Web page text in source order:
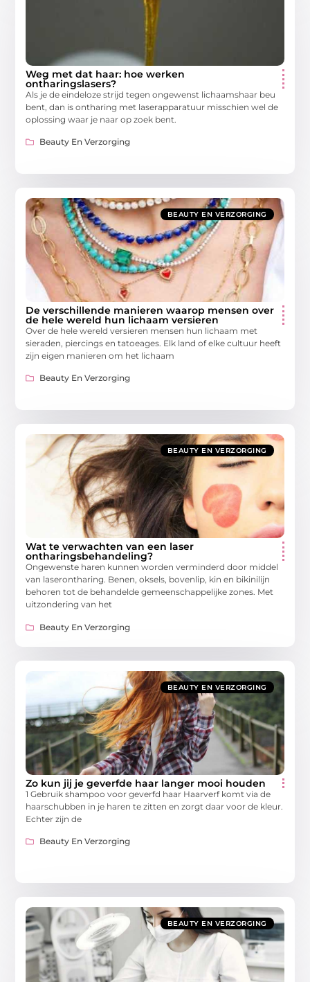
Weg met dat haar: hoe werken
ontharingslasers?
Als je de eindeloze strijd tegen ongewenst lichaamshaar beu
bent, dan is ontharing met laserapparatuur misschien wel de
oplossing waar je naar op zoek bent.
Beauty En Verzorging
BEAUTY EN VERZORGING
De verschillende manieren waarop mensen over
de hele wereld hun lichaam versieren
Over de hele wereld versieren mensen hun lichaam met
sieraden, piercings en tatoeages. Elk land of elke cultuur heeft
zijn eigen manieren om het lichaam
Beauty En Verzorging
BEAUTY EN VERZORGING
Wat te verwachten van een laser
ontharingsbehandeling?
Ongewenste haren kunnen worden verminderd door middel
van laserontharing. Benen, oksels, bovenlip, kin en bikinilijn
behoren tot de behandelde gemeenschappelijke zones. Met
uitzondering van het
Beauty En Verzorging
BEAUTY EN VERZORGING
Zo kun jij je geverfde haar langer mooi houden
1 Gebruik shampoo voor geverfd haar Haarverf komt via de
haarschubben in je haren te zitten en zorgt daar voor de kleur.
Echter zijn de
Beauty En Verzorging
BEAUTY EN VERZORGING